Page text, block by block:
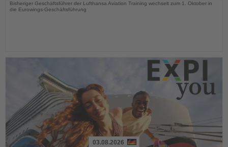
Bisheriger Geschäftsführer der Lufthansa Aviation Training wechselt zum 1. Oktober in
die Eurowings-Geschäftsführung
03.08.2026